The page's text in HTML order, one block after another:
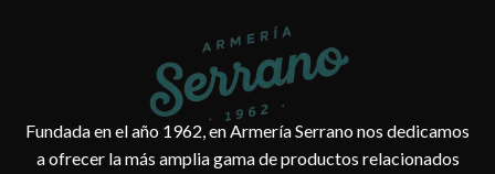
Fundada en el año 1962, en Armería Serrano nos dedicamos
a ofrecer la más amplia gama de productos relacionados